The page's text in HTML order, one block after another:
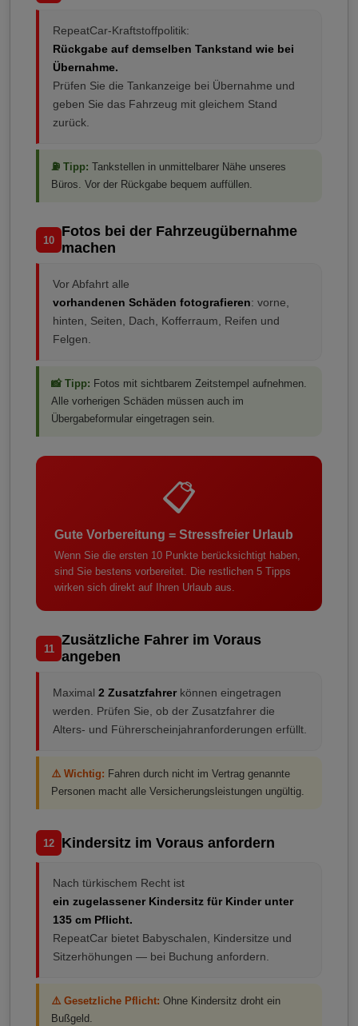
RepeatCar-Kraftstoffpolitik:
Rückgabe auf demselben Tankstand wie bei
Übernahme.
Prüfen Sie die Tankanzeige bei Übernahme und
geben Sie das Fahrzeug mit gleichem Stand
zurück.
⛽ Tipp: Tankstellen in unmittelbarer Nähe unseres
Büros. Vor der Rückgabe bequem auffüllen.
10
Fotos bei der Fahrzeugübernahme
machen
Vor Abfahrt alle
vorhandenen Schäden fotografieren: vorne,
hinten, Seiten, Dach, Kofferraum, Reifen und
Felgen.
📸 Tipp: Fotos mit sichtbarem Zeitstempel aufnehmen.
Alle vorherigen Schäden müssen auch im
Übergabeformular eingetragen sein.
📋
Gute Vorbereitung = Stressfreier Urlaub
Wenn Sie die ersten 10 Punkte berücksichtigt haben,
sind Sie bestens vorbereitet. Die restlichen 5 Tipps
wirken sich direkt auf Ihren Urlaub aus.
11
Zusätzliche Fahrer im Voraus
angeben
Maximal 2 Zusatzfahrerkönnen eingetragen
werden. Prüfen Sie, ob der Zusatzfahrer die
Alters- und Führerscheinjahranforderungen erfüllt.
⚠️ Wichtig: Fahren durch nicht im Vertrag genannte
Personen macht alle Versicherungsleistungen ungültig.
12 Kindersitz im Voraus anfordern
Nach türkischem Recht ist
ein zugelassener Kindersitz für Kinder unter
135 cm Pflicht.
RepeatCar bietet Babyschalen, Kindersitze und
Sitzerhöhungen — bei Buchung anfordern.
⚠️ Gesetzliche Pflicht: Ohne Kindersitz droht ein
Bußgeld.